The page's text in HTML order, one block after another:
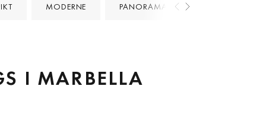
MODERNE PANORAMAUTSIKT
I MARBELLA